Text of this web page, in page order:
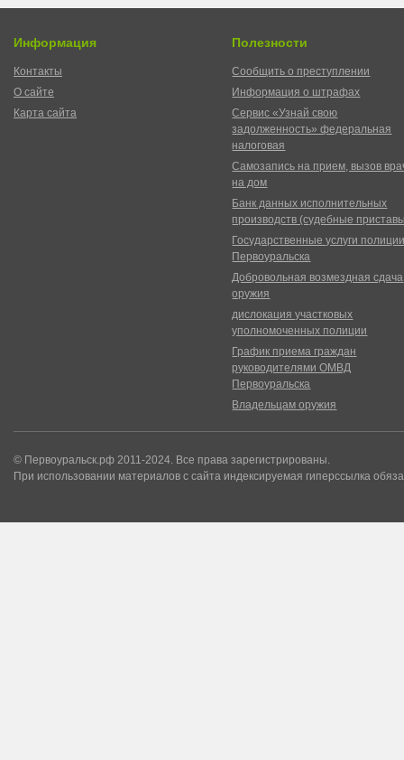
Информация
Контакты
О сайте
Карта сайта
Полезности
Сообщить о преступлении
Информация о штрафах
Сервис «Узнай свою
задолженность» федеральная
налоговая
Самозапись на прием, вызов
на дом
Банк данных исполнительных
производств (судебные
Государственные услуги
Первоуральска
Добровольная возмездная сдача
оружия
дислокация участковых
уполномоченных полиции
График приема граждан
руководителями ОМВД
Первоуральска
Владельцам оружия
© Первоуральск.рф 2011-2024. Все права зарегистрированы.
При использовании материалов с сайта индексируемая гиперссылка